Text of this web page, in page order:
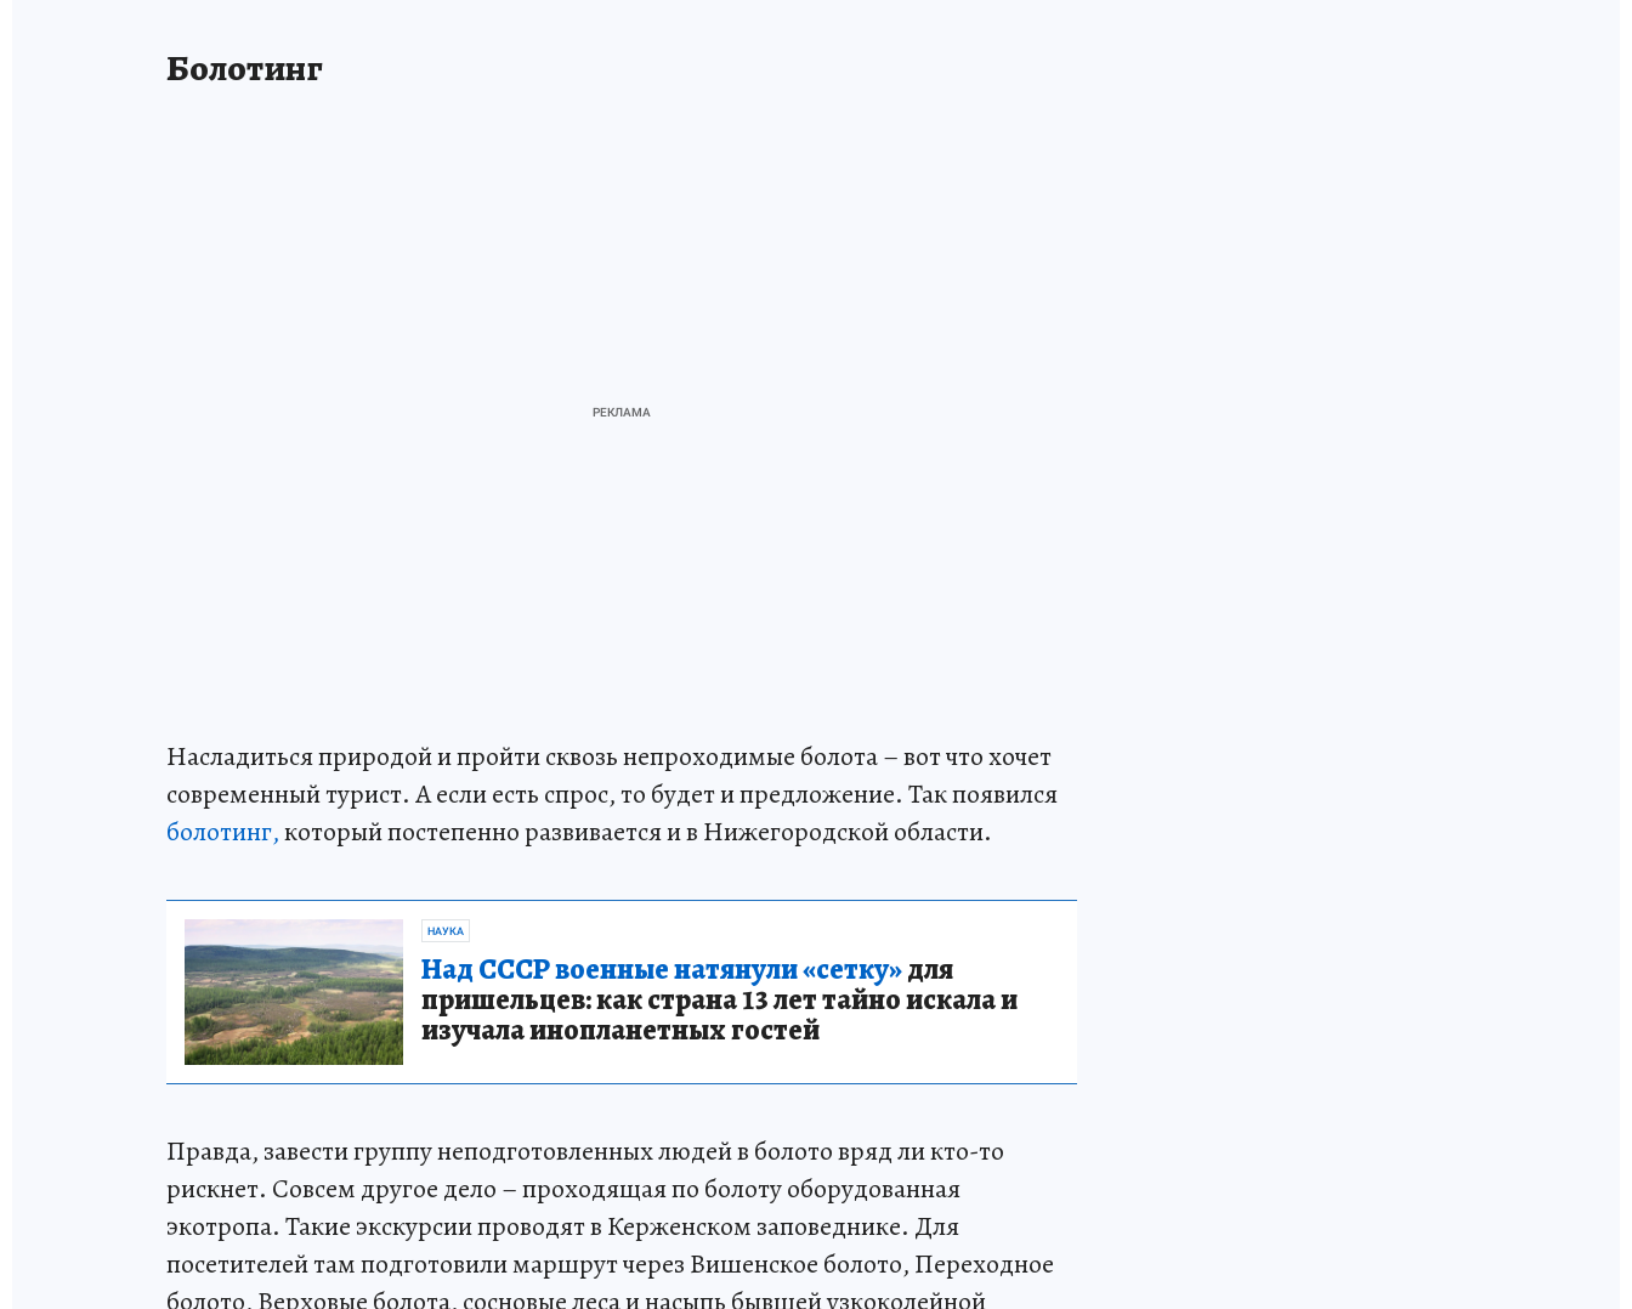
Болотинг
Насладиться природой и пройти сквозь непроходимые болота – вот что хочет
современный турист. А если есть спрос, то будет и предложение. Так появился
болотинг,который постепенно развивается и в Нижегородской области.
НАУКА
Над СССР военные натянули «сетку»для
пришельцев: как страна 13 лет тайно искала и
изучала инопланетных гостей
Правда, завести группу неподготовленных людей в болото вряд ли кто-то
рискнет. Совсем другое дело – проходящая по болоту оборудованная
экотропа. Такие экскурсии проводят в Керженском заповеднике. Для
посетителей там подготовили маршрут через Вишенское болото, Переходное
болото, Верховые болота, сосновые леса и насыпь бывшей узкоколейной